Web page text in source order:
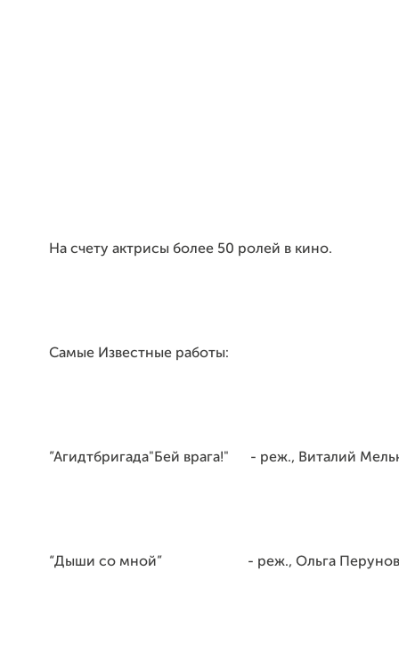
На счету актрисы более 50 ролей в кино.
Самые Известные работы:
”Агидтбригада"Бей врага!" - реж., Виталий
“Дыши со мной” - реж., Ольга